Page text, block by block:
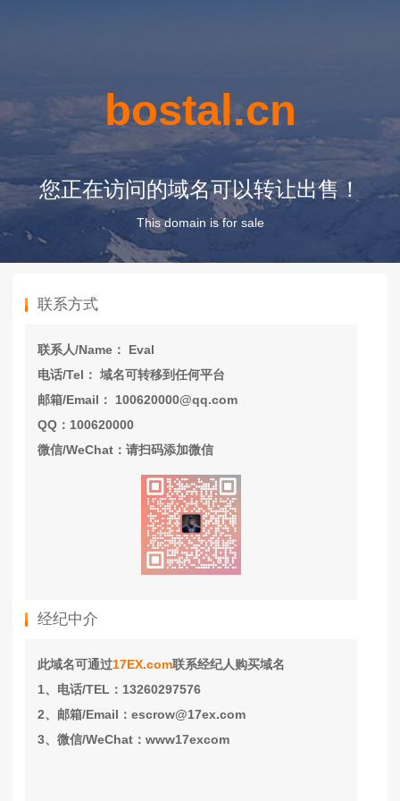
bostal.cn
您正在访问的域名可以转让出售！
This domain is for sale
联系方式
联系人/Name： Eval
电话/Tel： 域名可转移到任何平台
邮箱/Email： 100620000@qq.com
QQ：100620000
微信/WeChat：请扫码添加微信
经纪中介
此域名可通过17EX.com联系经纪人购买域名
1、电话/TEL：13260297576
2、邮箱/Email：escrow@17ex.com
3、微信/WeChat：www17excom